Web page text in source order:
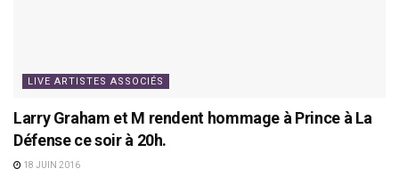
LIVE ARTISTES ASSOCIÉS
Larry Graham et M rendent hommage à Prince à La
Défense ce soir à 20h.
18 JUIN 2016